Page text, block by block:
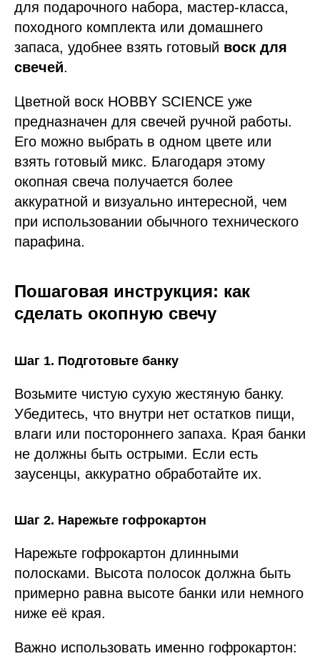
для подарочного набора, мастер-класса,
походного комплекта или домашнего
запаса, удобнее взять готовый воск для
свечей.
Цветной воск HOBBY SCIENCE уже
предназначен для свечей ручной работы.
Его можно выбрать в одном цвете или
взять готовый микс. Благодаря этому
окопная свеча получается более
аккуратной и визуально интересной, чем
при использовании обычного технического
парафина.
Пошаговая инструкция: как
сделать окопную свечу
Шаг 1. Подготовьте банку
Возьмите чистую сухую жестяную банку.
Убедитесь, что внутри нет остатков пищи,
влаги или постороннего запаха. Края банки
не должны быть острыми. Если есть
заусенцы, аккуратно обработайте их.
Шаг 2. Нарежьте гофрокартон
Нарежьте гофрокартон длинными
полосками. Высота полосок должна быть
примерно равна высоте банки или немного
ниже её края.
Важно использовать именно гофрокартон: